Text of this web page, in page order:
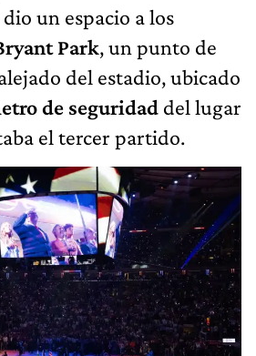
un espacio a los
Park, un punto de
del estadio, ubicado
de seguridad del lugar
el tercer partido.